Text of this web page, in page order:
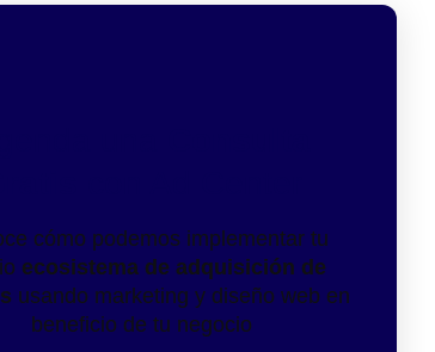
cómo podemos implementar tu
ecosistema de adquisición de
usando marketing y diseño web en
beneficio de tu negocio